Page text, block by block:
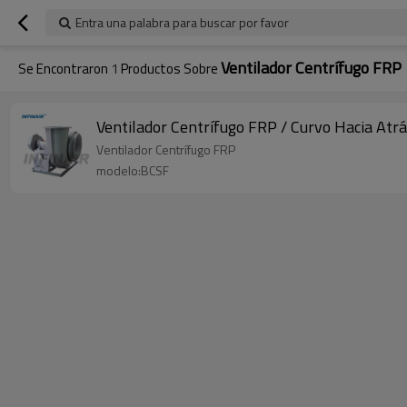
Entra una palabra para buscar por favor
Se Encontraron 1 Productos SobreVentilador Centrífugo FRP
Ventilador Centrífugo FRP / Curvo Hacia
Ventilador Centrífugo FRP
modelo:BCSF